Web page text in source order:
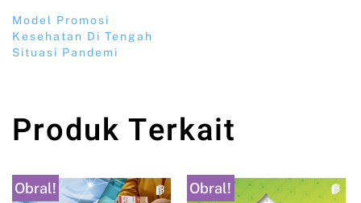
Model Promosi
Kesehatan Di Tengah
Situasi Pandemi
Produk Terkait
Obral! Obral!